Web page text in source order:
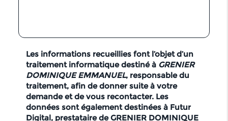
Les informations recueillies font l’objet d’un
traitement informatique destiné àGRENIER
DOMINIQUE EMMANUEL, responsable du
traitement, afin de donner suite à votre
demande et de vous recontacter. Les
données sont également destinées à Futur
Digital, prestataire de GRENIER DOMINIQUE